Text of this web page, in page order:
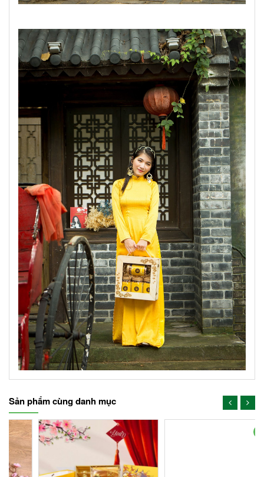
Sản phẩm cùng danh mục
-7%